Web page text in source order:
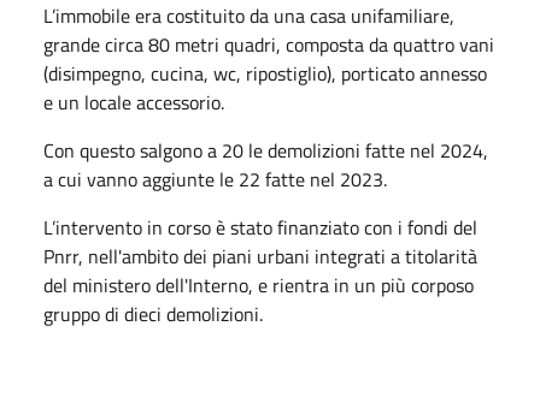
L’immobile era costituito da una casa unifamiliare,
grande circa 80 metri quadri, composta da quattro vani
(disimpegno, cucina, wc, ripostiglio), porticato annesso
e un locale accessorio.
Con questo salgono a 20 le demolizioni fatte nel 2024,
a cui vanno aggiunte le 22 fatte nel 2023.
L’intervento in corso è stato finanziato con i fondi del
Pnrr, nell'ambito dei piani urbani integrati a titolarità
del ministero dell'Interno, e rientra in un più corposo
gruppo di dieci demolizioni.